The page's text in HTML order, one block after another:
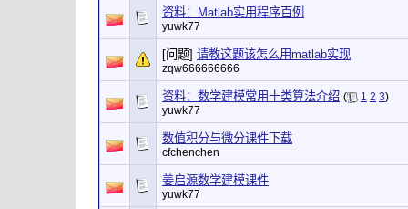
资料：Matlab实用程序百例
yuwk77
[问题] 请教这题该怎么用matlab实现
zqw666666666
资料：数学建模常用十类算法介绍 ( 1 2 3)
yuwk77
数值积分与微分课件下载
cfchenchen
姜启源数学建模课件
yuwk77